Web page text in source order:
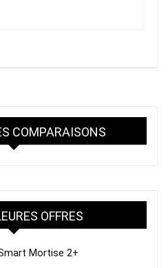
COMPARAISONS
OFFRES
Mortise 2+